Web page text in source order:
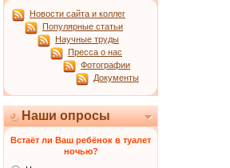
Новости сайта и коллег
Популярные статьи
Научные труды
Пресса о нас
Фотографии
Документы
Наши опросы
Встаёт ли Ваш ребёнок в туалет
ночью?